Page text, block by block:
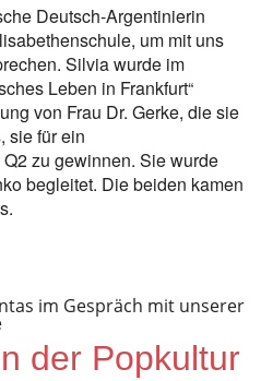
Deutsch-Argentinierin
um mit uns
Silvia wurde im
Leben in Frankfurt“
von Frau Dr. Gerke, die sie
sie für ein
zu gewinnen. Sie wurde
begleitet. Die beiden kamen
im Gespräch mit unserer
der Popkultur